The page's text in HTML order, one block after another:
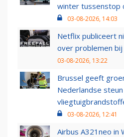
winter tussenstop
03-08-2026, 14:03
Netflix publiceert
over problemen bij
03-08-2026, 13:22
Brussel geeft
Nederlandse
03-08-2026, 12:41
Airbus A321neo in